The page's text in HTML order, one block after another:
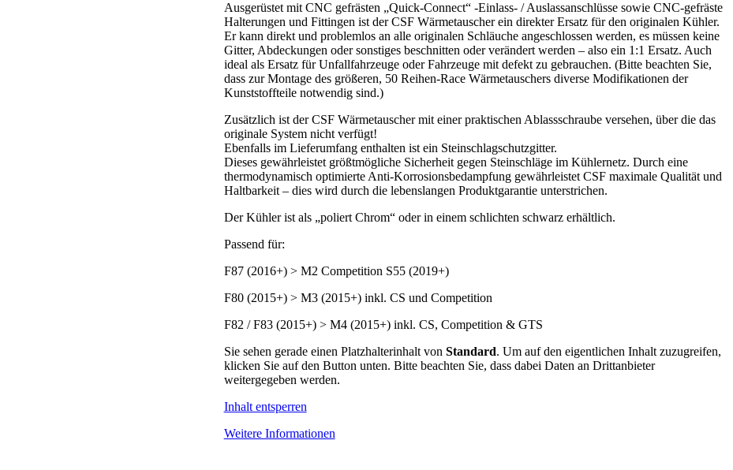
Ausgerüstet mit CNC gefrästen „Quick-Connect“ -Einlass- / Auslassanschlüsse sowie CNC-gefräste
Halterungen und Fittingen ist der CSF Wärmetauscher ein direkter Ersatz für den originalen Kühler.
Er kann direkt und problemlos an alle originalen Schläuche angeschlossen werden, es müssen keine
Gitter, Abdeckungen oder sonstiges beschnitten oder verändert werden – also ein 1:1 Ersatz. Auch
ideal als Ersatz für Unfallfahrzeuge oder Fahrzeuge mit defekt zu gebrauchen. (Bitte beachten Sie,
dass zur Montage des größeren, 50 Reihen-Race Wärmetauschers diverse Modifikationen der
Kunststoffteile notwendig sind.)
Zusätzlich ist der CSF Wärmetauscher mit einer praktischen Ablassschraube versehen, über die das
originale System nicht verfügt!
Ebenfalls im Lieferumfang enthalten ist ein Steinschlagschutzgitter.
Dieses gewährleistet größtmögliche Sicherheit gegen Steinschläge im Kühlernetz. Durch eine
thermodynamisch optimierte Anti-Korrosionsbedampfung gewährleistet CSF maximale Qualität und
Haltbarkeit – dies wird durch die lebenslangen Produktgarantie unterstrichen.
Der Kühler ist als „poliert Chrom“ oder in einem schlichten schwarz erhältlich.
Passend für:
F87 (2016+) > M2 Competition S55 (2019+)
F80 (2015+) > M3 (2015+) inkl. CS und Competition
F82 / F83 (2015+) > M4 (2015+) inkl. CS, Competition & GTS
Sie sehen gerade einen Platzhalterinhalt von Standard. Um auf den eigentlichen Inhalt zuzugreifen,
klicken Sie auf den Button unten. Bitte beachten Sie, dass dabei Daten an Drittanbieter
weitergegeben werden.
Inhalt entsperren
Weitere Informationen